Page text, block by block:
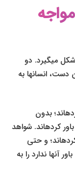
می­گیرد. دو
دست، انسان­ها به
بدون
کرده­اند. شواهد
و حتی
آن­ها ندارد را به